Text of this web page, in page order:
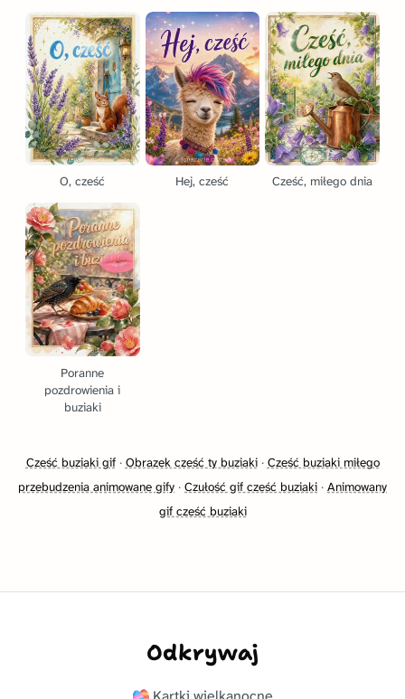
O, cześć Hej, cześć Cześć, miłego dnia
Poranne
pozdrowienia i
buziaki
Cześć buziaki gif· Obrazek cześć ty buziaki· Cześć buziaki miłego
przebudzenia animowane gify · Czułość gif cześć buziaki · Animowany
gif cześć buziaki
Odkrywaj